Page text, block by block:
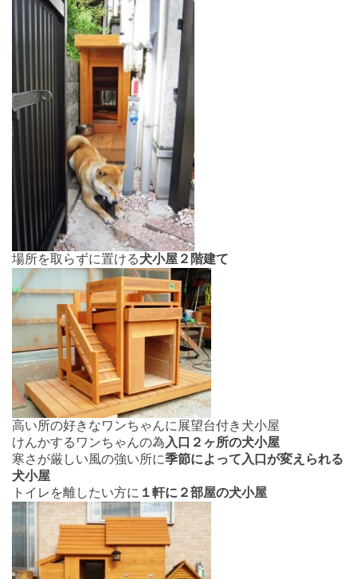
場所を取らずに置ける犬小屋２階建て
高い所の好きなワンちゃんに展望台付き犬小屋
けんかするワンちゃんの為 入口２ヶ所の犬小屋
寒さが厳しい風の強い所に季節によって入口が変えられる
犬小屋
トイレを離したい方に １軒に２部屋の犬小屋